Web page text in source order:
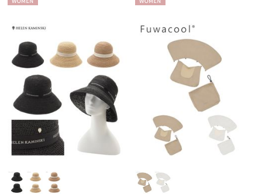
絞り込み
レディース キッズ
カテゴリー
ブランド
傘機能
N
N